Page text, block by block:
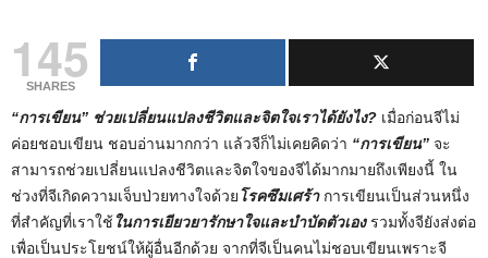
145
SHARES
“การเขียน” ช่วยเปลี่ยนแปลงชีวิตและจิตใจเราได้ยังไง? เมื่อก่อนจีไม่
ค่อยชอบเขียน ชอบอ่านมากกว่า แล้วจีก็ไม่เคยคิดว่า “การเขียน” จะ
สามารถช่วยเปลี่ยนแปลงชีวิตและจิตใจของจีได้มากมายถึงเพียงนี้ ใน
ช่วงที่จีเกิดความเจ็บป่วยทางใจด้วยโรคซึมเศร้าการเขียนเป็นส่วนหนึ่ง
ที่สำคัญที่เราใช้ในการเยียวยารักษาใจและบำบัดตัวเองรวมทั้งจียังส่งต่อ
เพื่อเป็นประโยชน์ให้ผู้อื่นอีกด้วย จากที่จีเป็นคนไม่ชอบเขียนเพราะจี